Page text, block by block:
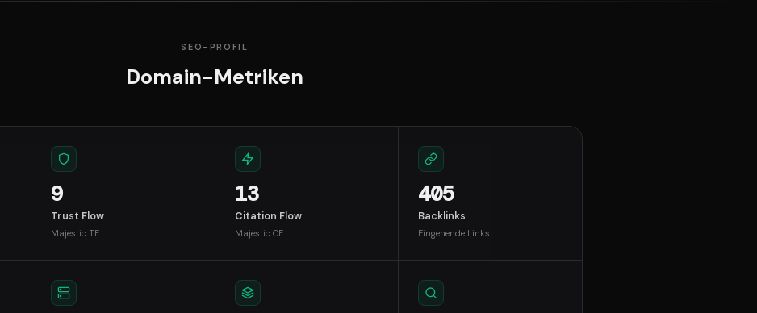
SEO-PROFIL
Domain-Metriken
9
Trust Flow
Majestic TF
13
Citation Flow
Majestic CF
405
Backlinks
Eingehende Links